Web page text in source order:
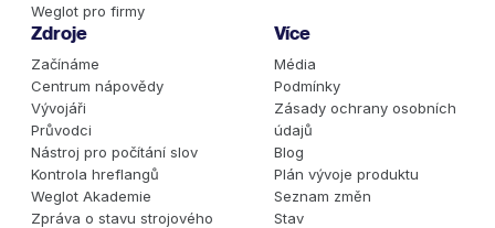
Weglot pro firmy
Zdroje
Začínáme
Centrum nápovědy
Vývojáři
Průvodci
Nástroj pro počítání slov
Kontrola hreflangů
Weglot Akademie
Zpráva o stavu strojového
Více
Média
Podmínky
Zásady ochrany osobních
údajů
Blog
Plán vývoje produktu
Seznam změn
Stav